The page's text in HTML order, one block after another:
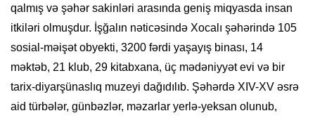
qalmış və şəhər sakinləri arasında geniş miqyasda insan
itkiləri olmuşdur. İşğalın nəticəsində Xocalı şəhərində 105
sosial-məişət obyekti, 3200 fərdi yaşayış binası, 14
məktəb, 21 klub, 29 kitabxana, üç mədəniyyət evi və bir
tarix-diyarşünaslıq muzeyi dağıdılıb. Şəhərdə XIV-XV əsrə
aid türbələr, günbəzlər, məzarlar yerlə-yeksan olunub,